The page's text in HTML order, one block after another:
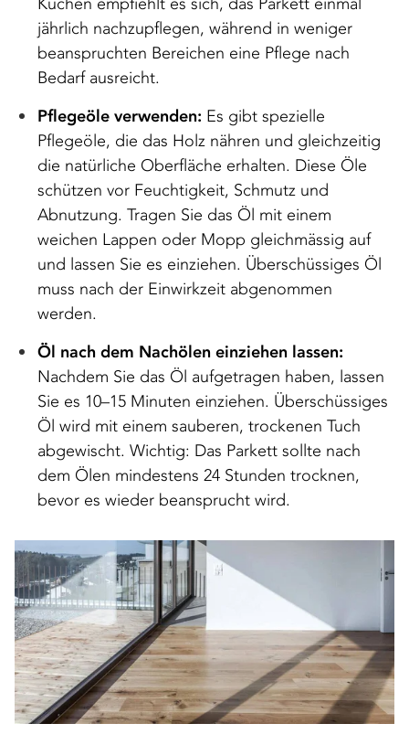
jährlich nachzupflegen, während in weniger
beanspruchten Bereichen eine Pflege nach
Bedarf ausreicht.
Pflegeöle verwenden: Es gibt spezielle
Pflegeöle, die das Holz nähren und gleichzeitig
die natürliche Oberfläche erhalten. Diese Öle
schützen vor Feuchtigkeit, Schmutz und
Abnutzung. Tragen Sie das Öl mit einem
weichen Lappen oder Mopp gleichmässig auf
und lassen Sie es einziehen. Überschüssiges Öl
muss nach der Einwirkzeit abgenommen
werden.
Öl nach dem Nachölen einziehen lassen:
Nachdem Sie das Öl aufgetragen haben, lassen
Sie es 10–15 Minuten einziehen. Überschüssiges
Öl wird mit einem sauberen, trockenen Tuch
abgewischt. Wichtig: Das Parkett sollte nach
dem Ölen mindestens 24 Stunden trocknen,
bevor es wieder beansprucht wird.